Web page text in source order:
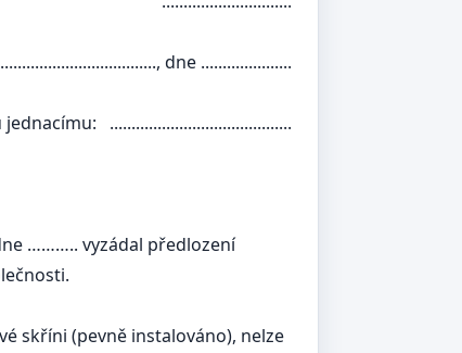
dne .....................
……….. vyzádal předlození
skříni (pevně instalováno), nelze